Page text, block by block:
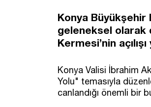
Konya Büyükşehir
geleneksel olarak
Kermesi’nin açılışı
Konya Valisi İbrahim
Yolu" temasıyla
canlandığı önemli bir